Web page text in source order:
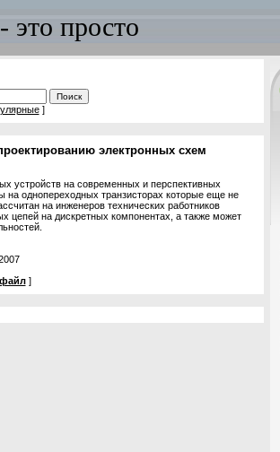
это просто
]
электронных схем
устройств на современных и перспективных
однопереходных транзисторах которые еще не
на инженеров технических работников
цепей на дискретных компонентах, а также может
]